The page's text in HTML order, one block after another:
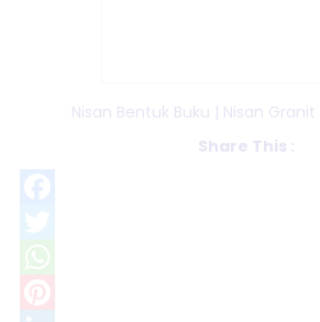
Nisan Bentuk Buku | Nisan
Share This :